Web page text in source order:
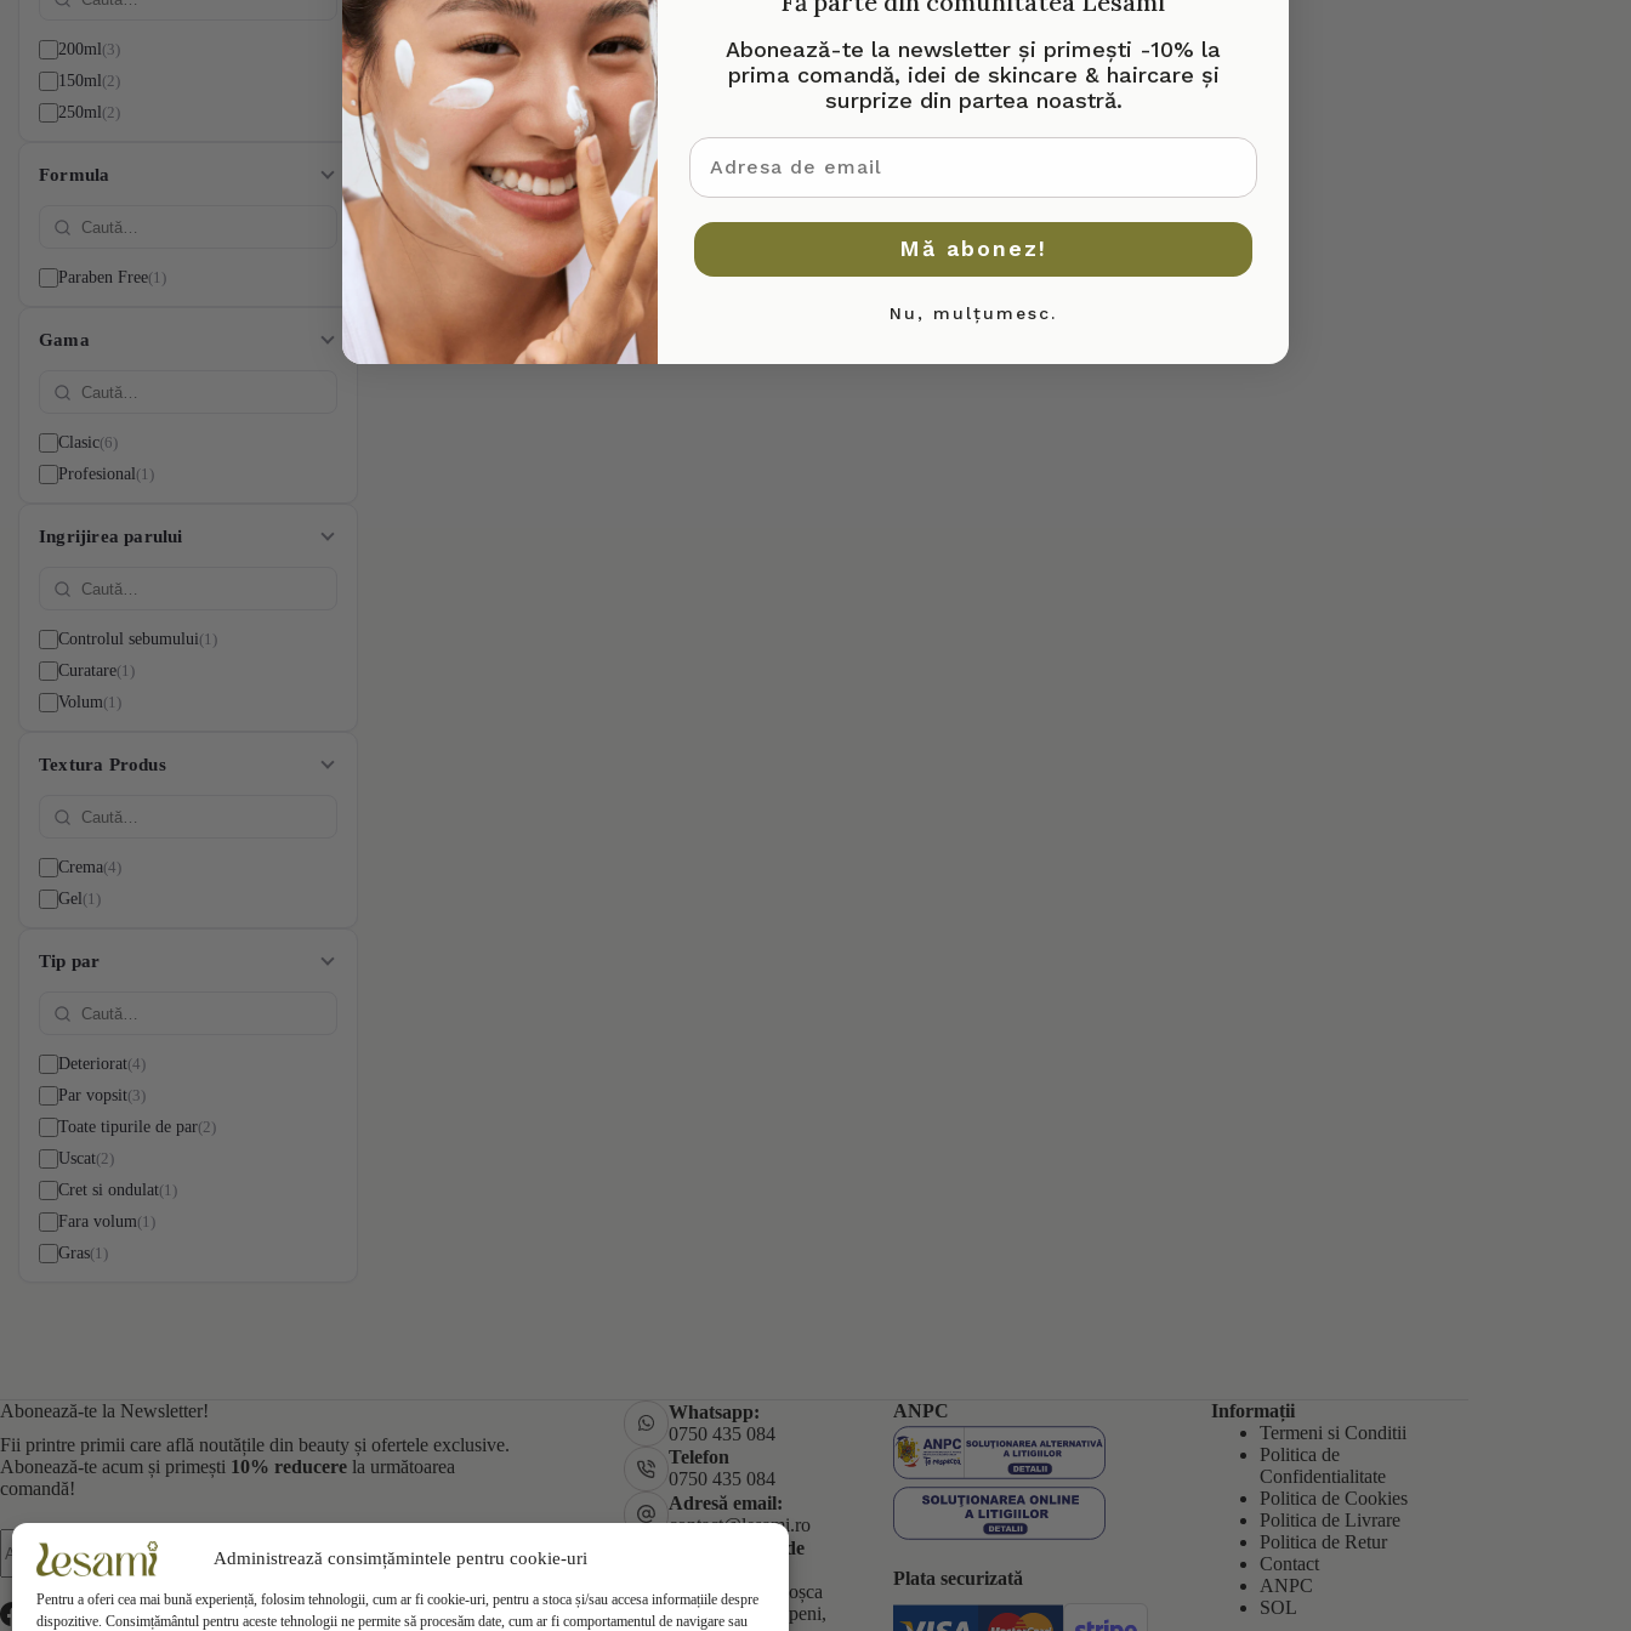
200ml 3
150ml 2
250ml 2
Formula
Paraben Free 1
Gama
Clasic 6
Profesional 1
Ingrijirea parului
Controlul sebumului 1
Curatare 1
Volum 1
Textura Produs
Crema 4
Gel 1
Tip par
Deteriorat 4
Par vopsit 3
Toate tipurile de par 2
Uscat 2
Cret si ondulat 1
Fara volum 1
Gras 1
Abonează-te la Newsletter!
Fii printre primii care află noutățile din beauty și ofertele exclusive.
Abonează-te acum și primești 10% reducere la următoarea
comandă!
Mă abonez
Whatsapp:
0750 435 084
Telefon
0750 435 084
Adresă email:
contact@lesami.ro
Adresă punct de
Strada Horia Cloșca
și Crișan 7, Otopeni,
ANPC
Plata securizată
Informații
Termeni si Conditii
Politica de
Confidentialitate
Politica de Cookies
Politica de Livrare
Politica de Retur
Contact
ANPC
SOL
Administrează consimțămintele pentru cookie-uri
Pentru a oferi cea mai bună experiență, folosim tehnologii, cum ar fi cookie-uri, pentru a stoca și/sau accesa informațiile despre
dispozitive. Consimțământul pentru aceste tehnologii ne permite să procesăm date, cum ar fi comportamentul de navigare sau
Abonează-te la newsletter și primești -10% la
prima comandă, idei de skincare & haircare și
surprize din partea noastră.
adresa de email
Mă abonez!
Nu, mulțumesc.